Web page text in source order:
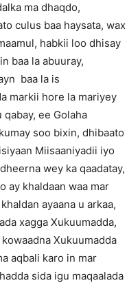
ma dhaqdo,
culus baa haysata, wax
habkii loo dhisay
baa la abuuray,
baa la is
markii hore la mariyey
ee Golaha
soo bixin, dhibaato
Miisaaniyadii iyo
wey ka qaadatay,
ay khaldaan waa mar
ayaana u arkaa,
xagga Xukuumadda,
Xukuumadda
aqbali karo in mar
sida igu maqaalada